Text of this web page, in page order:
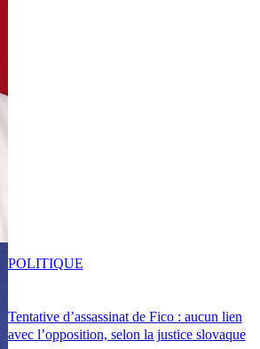
Tentative d’assassinat de Fico : aucun lien
avec l’opposition, selon la justice slovaque
POLITIQUE